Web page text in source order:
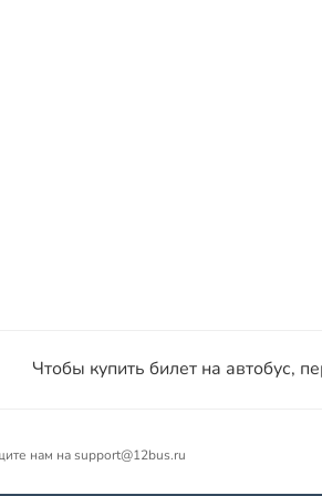
Чтобы купить билет на автобус,
нам на support@12bus.ru